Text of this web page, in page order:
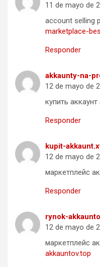
11 de mayo de
account selling
marketplace-
Responder
akkaunty-na-
12 de mayo de
купить аккаунт
Responder
kupit-
12 de mayo de
маркетплейс
Responder
rynok-
12 de mayo de
маркетплейс
akkauntov.top